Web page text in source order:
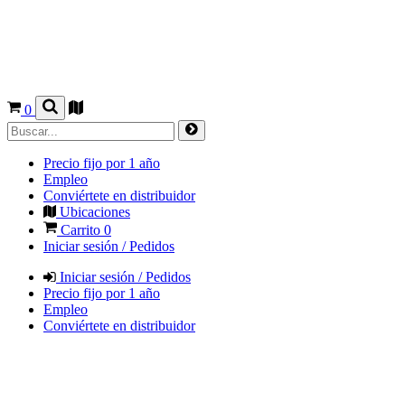
0
Precio fijo por 1 año
Empleo
Conviértete en distribuidor
Ubicaciones
Carrito 0
Iniciar sesión / Pedidos
Iniciar sesión / Pedidos
Precio fijo por 1 año
Empleo
Conviértete en distribuidor